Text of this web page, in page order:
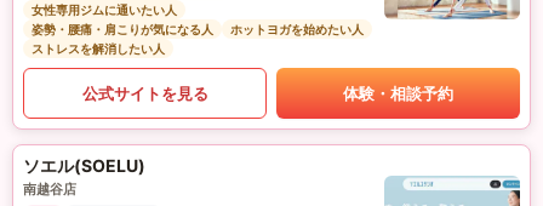
女性専用ジムに通いたい人
姿勢・腰痛・肩こりが気になる人
ホットヨガを始めたい人
ストレスを解消したい人
公式サイトを見る 体験・相談予約
ソエル(SOELU)
南越谷店